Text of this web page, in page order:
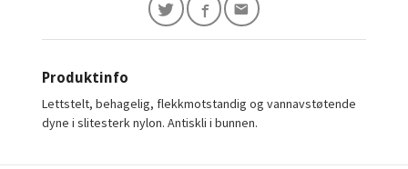
Produktinfo
Lettstelt, behagelig, flekkmotstandig og vannavstøtende
dyne i slitesterk nylon. Antiskli i bunnen.